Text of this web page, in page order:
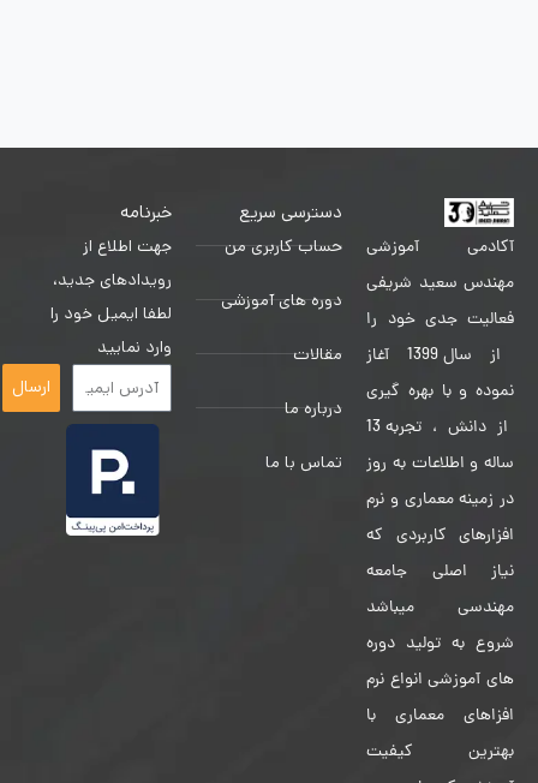
آکادمی آموزشی
مهندس سعید شریفی
فعالیت جدی خود را
از سال 1399 آغاز
نموده و با بهره گیری
از دانش ، تجربه 13
ساله و اطلاعات به روز
در زمینه معماری و نرم
افزارهای کاربردی که
نیاز اصلی جامعه
مهندسی میباشد
شروع به تولید دوره
های آموزشی انواع نرم
افزاهای معماری با
بهترین کیفیت
دسترسی سریع
حساب کاربری من
دوره های آموزشی
مقالات
درباره ما
تماس با ما
خبرنامه
جهت اطلاع از
رویدادهای جدید،
لطفا ایمیل خود را
وارد نمایید
ارسال